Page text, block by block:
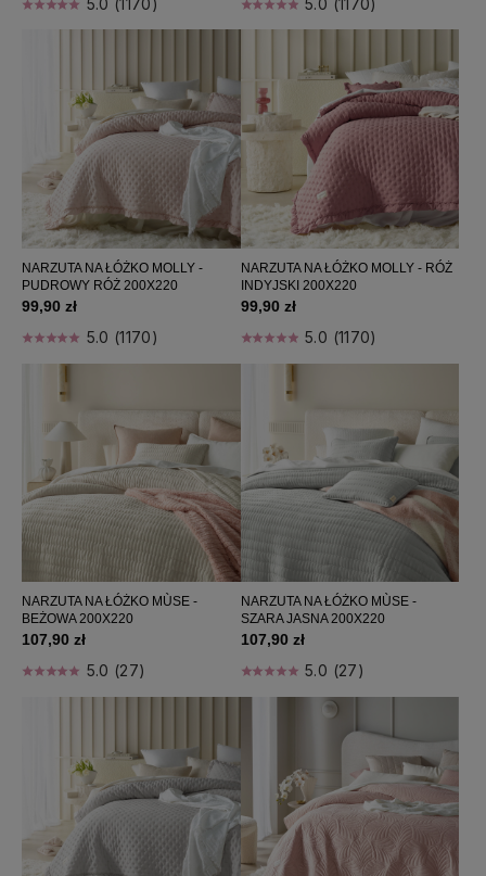
5.0 (1170) 5.0 (1170)
NARZUTA NA ŁÓŻKO MOLLY -
PUDROWY RÓŻ 200X220
99,90 zł
5.0 (1170)
NARZUTA NA ŁÓŻKO MOLLY - RÓŻ
INDYJSKI 200X220
99,90 zł
5.0 (1170)
NARZUTA NA ŁÓŻKO MÙSE -
BEŻOWA 200X220
107,90 zł
5.0 (27)
NARZUTA NA ŁÓŻKO MÙSE -
SZARA JASNA 200X220
107,90 zł
5.0 (27)